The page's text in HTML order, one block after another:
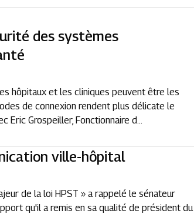
des systèmes
hôpitaux et les cliniques peuvent être les
de connexion rendent plus délicate le
Eric Grospeiller, Fonctionnaire d...
ville-hôpital
de la loi HPST » a rappelé le sénateur
qu'il a remis en sa qualité de président du